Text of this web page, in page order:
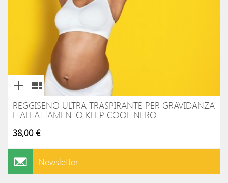
REGGISENO ULTRA TRASPIRANTE PER GRAVIDANZA
E ALLATTAMENTO KEEP COOL NERO
38,00 €
Newsletter